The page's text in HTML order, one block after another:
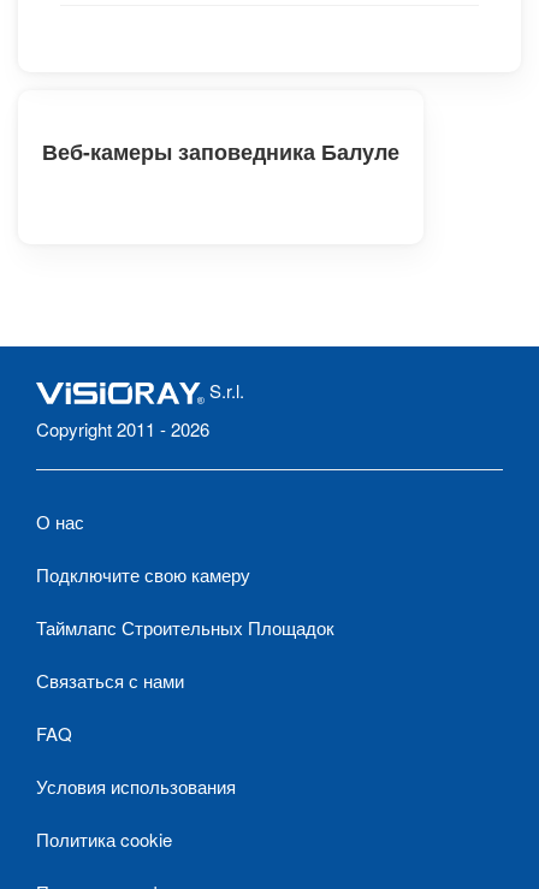
Веб-камеры заповедника Балуле
S.r.l.
Copyright 2011 - 2026
О нас
Подключите свою камеру
Таймлапс Строительных Площадок
Связаться с нами
FAQ
Условия использования
Политика cookie